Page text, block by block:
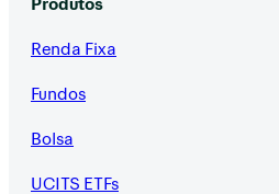
Renda Fixa
Fundos
Bolsa
UCITS ETFs